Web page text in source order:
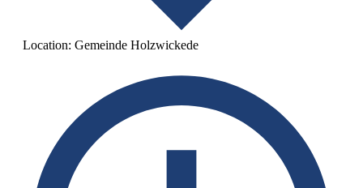
Location: Gemeinde Holzwickede